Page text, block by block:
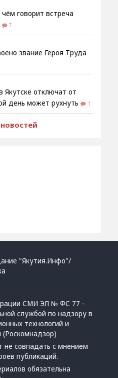
говорит встреча
7
звание Героя Труда
Якутске отключат от
день может рухнуть
1
"Якутия.Инфо"/
СМИ ЭЛ № ФС 77 -
службой по надзору в
технологий и
совпадать с мнением
публикаций.
обязательна